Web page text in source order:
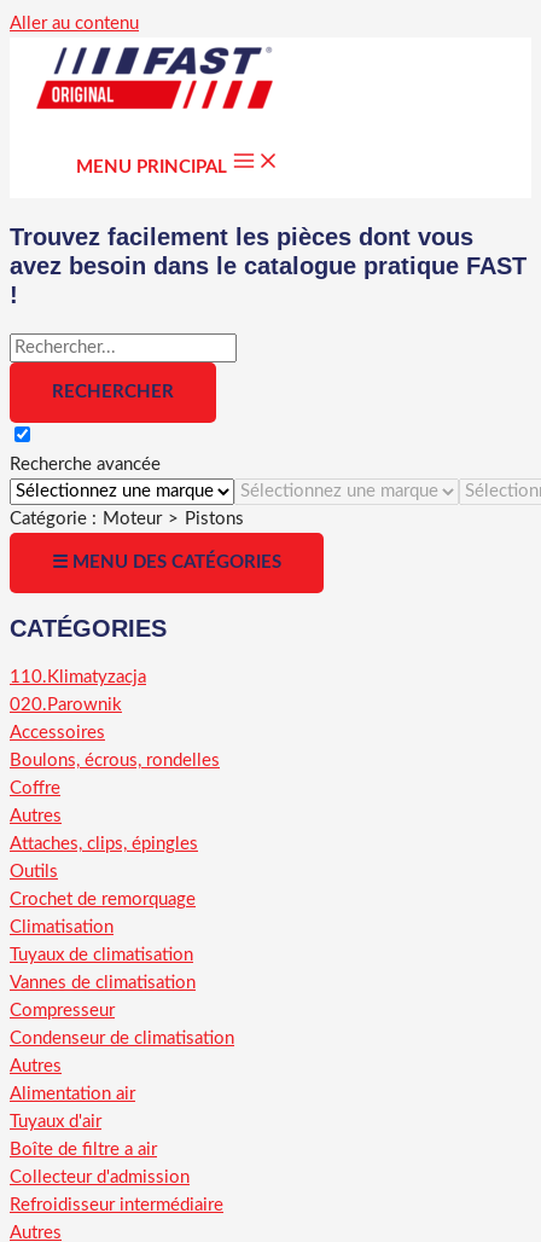
Aller au contenu
MENU PRINCIPAL
Trouvez facilement les pièces dont vous
avez besoin dans le catalogue pratique FAST
!
Recherche avancée
Catégorie : Moteur > Pistons
☰ MENU DES CATÉGORIES
CATÉGORIES
110.Klimatyzacja
020.Parownik
Accessoires
Boulons, écrous, rondelles
Coffre
Autres
Attaches, clips, épingles
Outils
Crochet de remorquage
Climatisation
Tuyaux de climatisation
Vannes de climatisation
Compresseur
Condenseur de climatisation
Autres
Alimentation air
Tuyaux d'air
Boîte de filtre a air
Collecteur d'admission
Refroidisseur intermédiaire
Autres